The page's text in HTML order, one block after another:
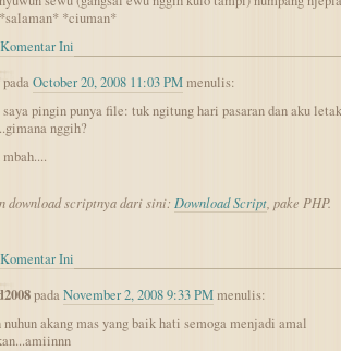
*ciuman*
Ini
padaOctober 20, 2008 11:03 PMmenulis:
pingin punya file: tuk ngitung hari pasaran dan aku
nggih?
download scriptnya dari sini: Download Script, pake PHP.
Ini
padaNovember 2, 2008 9:33 PMmenulis:
akang mas yang baik hati semoga menjadi amal